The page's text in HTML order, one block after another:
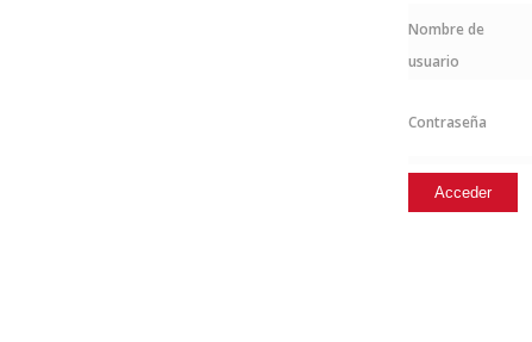
Nombre de
usuario
Contraseña